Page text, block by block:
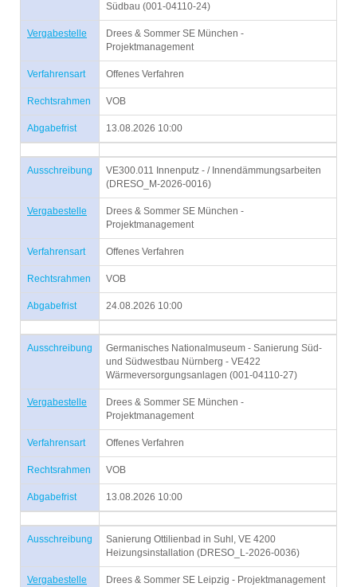
Südbau (001-04110-24)
Vergabestelle
Drees & Sommer SE München -
Projektmanagement
Verfahrensart Offenes Verfahren
Rechtsrahmen VOB
Abgabefrist 13.08.2026 10:00
Ausschreibung
VE300.011 Innenputz - / Innendämmungsarbeiten
(DRESO_M-2026-0016)
Vergabestelle
Drees & Sommer SE München -
Projektmanagement
Verfahrensart Offenes Verfahren
Rechtsrahmen VOB
Abgabefrist 24.08.2026 10:00
Ausschreibung
Germanisches Nationalmuseum - Sanierung Süd-
und Südwestbau Nürnberg - VE422
Wärmeversorgungsanlagen (001-04110-27)
Vergabestelle
Drees & Sommer SE München -
Projektmanagement
Verfahrensart Offenes Verfahren
Rechtsrahmen VOB
Abgabefrist 13.08.2026 10:00
Ausschreibung
Sanierung Ottilienbad in Suhl, VE 4200
Heizungsinstallation (DRESO_L-2026-0036)
Vergabestelle Drees & Sommer SE Leipzig - Projektmanagement